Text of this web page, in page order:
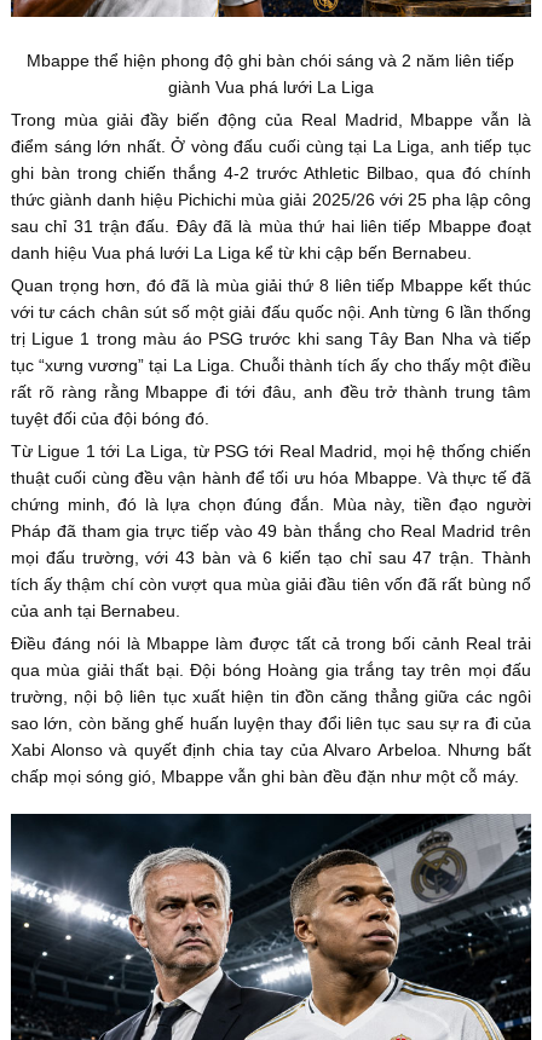
Mbappe thể hiện phong độ ghi bàn chói sáng và 2 năm liên tiếp
giành Vua phá lưới La Liga
Trong mùa giải đầy biến động của Real Madrid, Mbappe vẫn là
điểm sáng lớn nhất. Ở vòng đấu cuối cùng tại La Liga, anh tiếp tục
ghi bàn trong chiến thắng 4-2 trước Athletic Bilbao, qua đó chính
thức giành danh hiệu Pichichi mùa giải 2025/26 với 25 pha lập công
sau chỉ 31 trận đấu. Đây đã là mùa thứ hai liên tiếp Mbappe đoạt
danh hiệu Vua phá lưới La Liga kể từ khi cập bến Bernabeu.
Quan trọng hơn, đó đã là mùa giải thứ 8 liên tiếp Mbappe kết thúc
với tư cách chân sút số một giải đấu quốc nội. Anh từng 6 lần thống
trị Ligue 1 trong màu áo PSG trước khi sang Tây Ban Nha và tiếp
tục “xưng vương” tại La Liga. Chuỗi thành tích ấy cho thấy một điều
rất rõ ràng rằng Mbappe đi tới đâu, anh đều trở thành trung tâm
tuyệt đối của đội bóng đó.
Từ Ligue 1 tới La Liga, từ PSG tới Real Madrid, mọi hệ thống chiến
thuật cuối cùng đều vận hành để tối ưu hóa Mbappe. Và thực tế đã
chứng minh, đó là lựa chọn đúng đắn. Mùa này, tiền đạo người
Pháp đã tham gia trực tiếp vào 49 bàn thắng cho Real Madrid trên
mọi đấu trường, với 43 bàn và 6 kiến tạo chỉ sau 47 trận. Thành
tích ấy thậm chí còn vượt qua mùa giải đầu tiên vốn đã rất bùng nổ
của anh tại Bernabeu.
Điều đáng nói là Mbappe làm được tất cả trong bối cảnh Real trải
qua mùa giải thất bại. Đội bóng Hoàng gia trắng tay trên mọi đấu
trường, nội bộ liên tục xuất hiện tin đồn căng thẳng giữa các ngôi
sao lớn, còn băng ghế huấn luyện thay đổi liên tục sau sự ra đi của
Xabi Alonso và quyết định chia tay của Alvaro Arbeloa. Nhưng bất
chấp mọi sóng gió, Mbappe vẫn ghi bàn đều đặn như một cỗ máy.